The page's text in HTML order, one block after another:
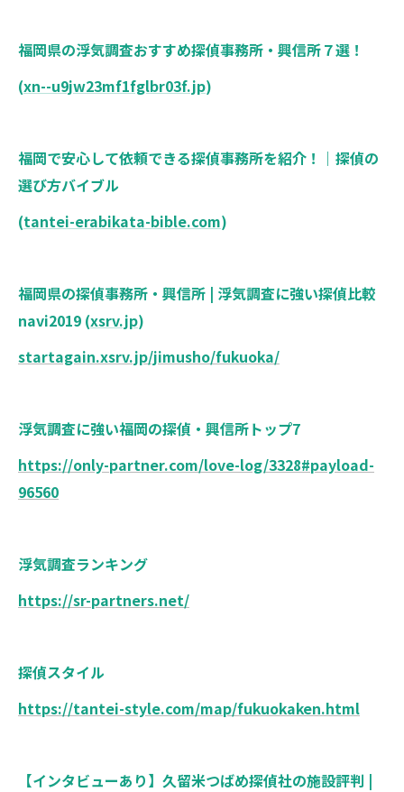
福岡県の浮気調査おすすめ探偵事務所・興信所７選！
(xn--u9jw23mf1fglbr03f.jp)
福岡で安心して依頼できる探偵事務所を紹介！｜探偵の
選び方バイブル
(tantei-erabikata-bible.com)
福岡県の探偵事務所・興信所 | 浮気調査に強い探偵比較
navi2019 (xsrv.jp)
startagain.xsrv.jp/jimusho/fukuoka/
浮気調査に強い福岡の探偵・興信所トップ7
https://only-partner.com/love-log/3328#payload-
96560
浮気調査ランキング
https://sr-partners.net/
探偵スタイル
https://tantei-style.com/map/fukuokaken.html
【インタビューあり】久留米つばめ探偵社の施設評判 |